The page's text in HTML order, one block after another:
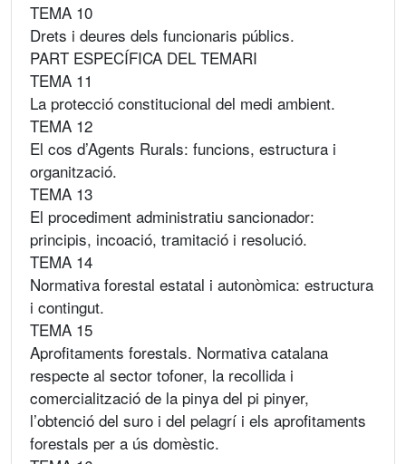
TEMA 10
Drets i deures dels funcionaris públics.
PART ESPECÍFICA DEL TEMARI
TEMA 11
La protecció constitucional del medi ambient.
TEMA 12
El cos d’Agents Rurals: funcions, estructura i
organització.
TEMA 13
El procediment administratiu sancionador:
principis, incoació, tramitació i resolució.
TEMA 14
Normativa forestal estatal i autonòmica: estructura
i contingut.
TEMA 15
Aprofitaments forestals. Normativa catalana
respecte al sector tofoner, la recollida i
comercialització de la pinya del pi pinyer,
l’obtenció del suro i del pelagrí i els aprofitaments
forestals per a ús domèstic.